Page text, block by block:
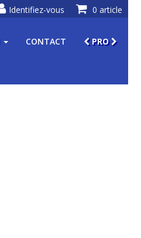
CONTACT PRO
0 article
Identifiez-vous